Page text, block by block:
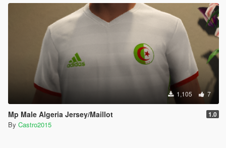
1,105 7
Mp Male Algeria Jersey/Maillot 1.0
By Castro2015